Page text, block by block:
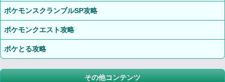
ポケモンスクランブルSP攻略
ポケモンクエスト攻略
ポケとる攻略
その他コンテンツ